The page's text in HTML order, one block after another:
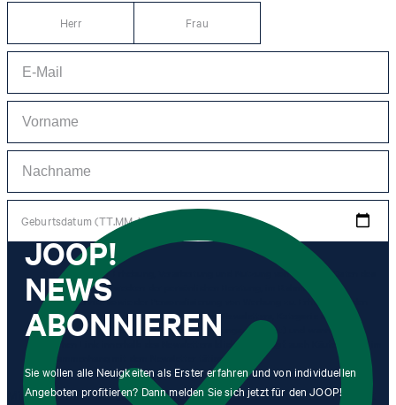
Herr Frau
Geburtsdatum (TT.MM.JJJJ)
*Ich stimme der Erhebung, Verarbeitung und Nutzung von Tracking-Daten des
Newsletters zu Zwecken der persönlichen Beratung, im Rahmen des
Kundenservice sowie der Personalisierung von Werbung zu. Erhoben werden
Informationen zum Newsletter (Name des Newsletters, Kategorie des
Newsletters, Zeitpunkt des Versands, Öffnungszeitpunkt) und wann ich auf
welchen Link innerhalb des Newsletters klicke sowie ggf. auch Käufe, die ich im
Zusammenhang mit dem Newsletter tätige.
Mit einem Klick auf „Newsletter abonnieren" erkläre ich mich damit
JOOP!
NEWS
ABONNIEREN
Sie wollen alle Neuigkeiten als Erster erfahren und von individuellen
Angeboten profitieren? Dann melden Sie sich jetzt für den JOOP!